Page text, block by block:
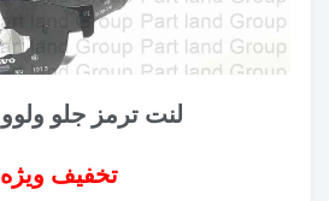
لنت ترمز جلو ولوو XC60
تخفیف ویژه